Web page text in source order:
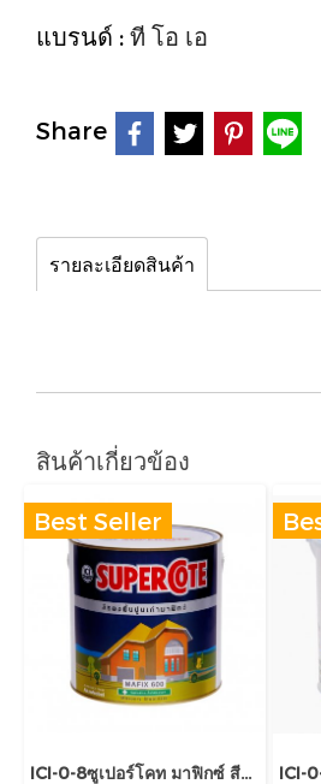
แบรนด์ : ที โอ เอ
Share
รายละเอียดสินค้า
สินค้าเกี่ยวข้อง
Best Seller
ICI-0-8ซูเปอร์โคท มาฟิกซ์ สีรองพื้นปูนเก่า สูตรน้ำมัน